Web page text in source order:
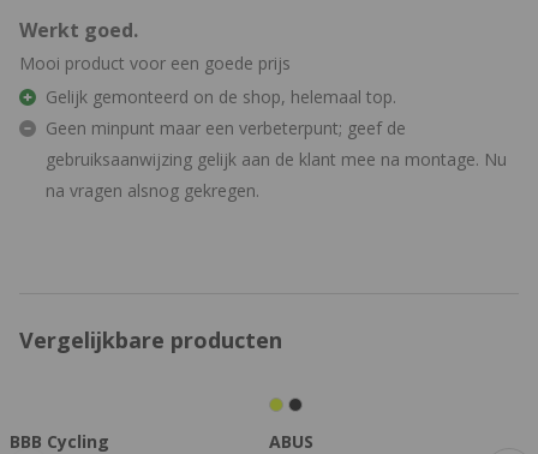
Werkt goed.
Mooi product voor een goede prijs
Gelijk gemonteerd on de shop, helemaal top.
Geen minpunt maar een verbeterpunt; geef de
gebruiksaanwijzing gelijk aan de klant mee na montage. Nu
na vragen alsnog gekregen.
Vergelijkbare producten
BBB Cycling
ABUS